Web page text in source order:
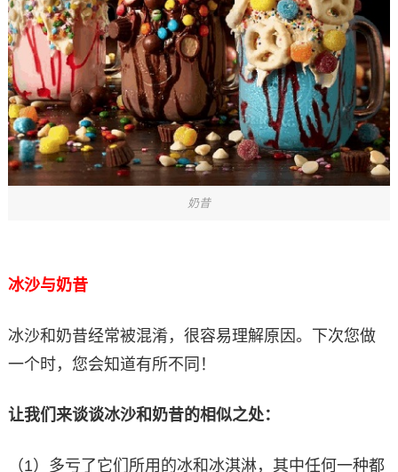
奶昔
冰沙与奶昔
冰沙和奶昔经常被混淆，很容易理解原因。下次您做
一个时，您会知道有所不同！
让我们来谈谈冰沙和奶昔的相似之处：
（1）多亏了它们所用的冰和冰淇淋，其中任何一种都